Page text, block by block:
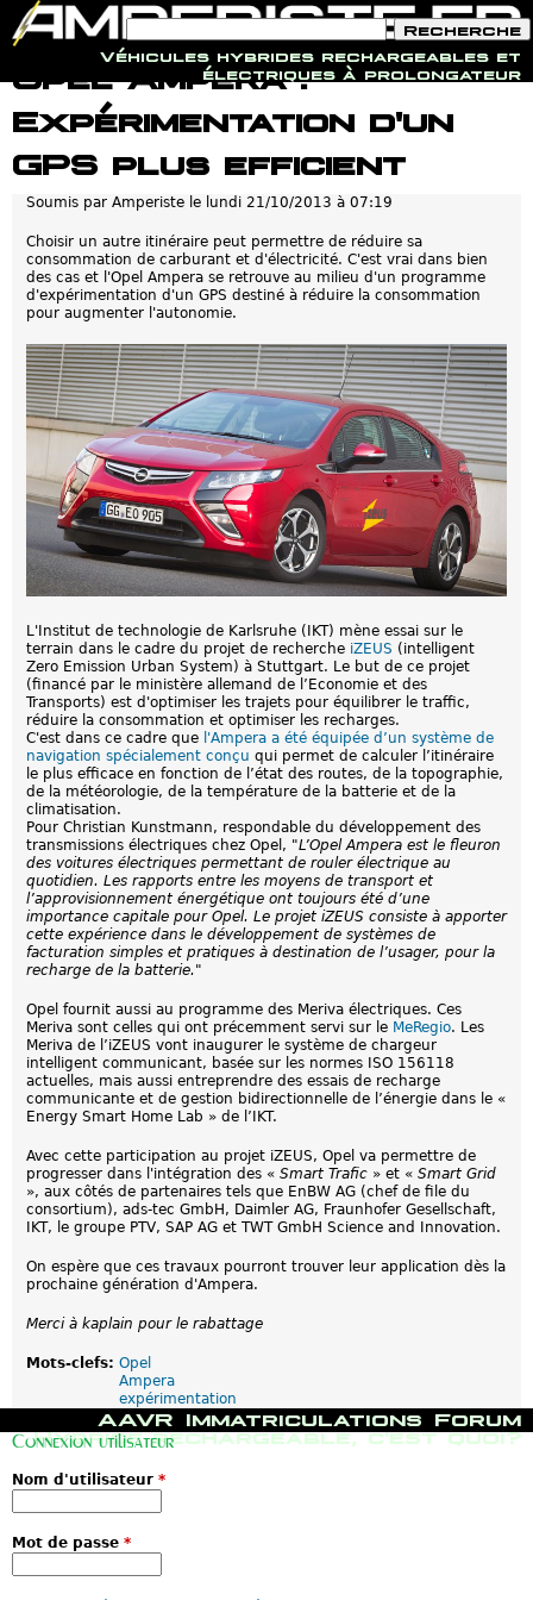
Jump to navigation
Véhicules hybrides rechargeables et
électriques à prolongateur
o
r
m
l
a
r
d
r
e
c
h
e
c
h
e
e
c
h
r
c
e
Opel Ampera :
Expérimentation d'un
GPS plus efficient
Soumis par Amperiste le lundi 21/10/2013 à 07:19
Choisir un autre itinéraire peut permettre de réduire sa
consommation de carburant et d'électricité. C'est vrai dans bien
des cas et l'Opel Ampera se retrouve au milieu d'un programme
d'expérimentation d'un GPS destiné à réduire la consommation
pour augmenter l'autonomie.
L'Institut de technologie de Karlsruhe (IKT) mène essai sur le
terrain dans le cadre du projet de recherche iZEUS (intelligent
Zero Emission Urban System) à Stuttgart. Le but de ce projet
(financé par le ministère allemand de l’Economie et des
Transports) est d'optimiser les trajets pour équilibrer le traffic,
réduire la consommation et optimiser les recharges.
C'est dans ce cadre que l'Ampera a été équipée d’un système de
navigation spécialement conçu qui permet de calculer l’itinéraire
le plus efficace en fonction de l’état des routes, de la topographie,
de la météorologie, de la température de la batterie et de la
climatisation.
Pour Christian Kunstmann, respondable du développement des
transmissions électriques chez Opel, "L’Opel Ampera est le fleuron
des voitures électriques permettant de rouler électrique au
quotidien. Les rapports entre les moyens de transport et
l’approvisionnement énergétique ont toujours été d’une
importance capitale pour Opel. Le projet iZEUS consiste à apporter
cette expérience dans le développement de systèmes de
facturation simples et pratiques à destination de l’usager, pour la
recharge de la batterie."
Opel fournit aussi au programme des Meriva électriques. Ces
Meriva sont celles qui ont précemment servi sur le MeRegio. Les
Meriva de l’iZEUS vont inaugurer le système de chargeur
intelligent communicant, basée sur les normes ISO 156118
actuelles, mais aussi entreprendre des essais de recharge
communicante et de gestion bidirectionnelle de l’énergie dans le «
Energy Smart Home Lab » de l’IKT.
Avec cette participation au projet iZEUS, Opel va permettre de
progresser dans l'intégration des « Smart Trafic » et « Smart Grid
», aux côtés de partenaires tels que EnBW AG (chef de file du
consortium), ads-tec GmbH, Daimler AG, Fraunhofer Gesellschaft,
IKT, le groupe PTV, SAP AG et TWT GmbH Science and Innovation.
On espère que ces travaux pourront trouver leur application dès la
prochaine génération d'Ampera.
Merci à kaplain pour le rabattage
Mots-clefs: Opel
Ampera
expérimentation
M
e
p
Forum
Immatriculations
AAVR
Hybride rechargeable, c'est quoi?
Connexion utilisateur
Nom d'utilisateur *
Mot de passe *